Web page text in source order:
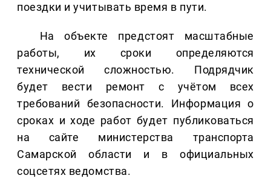
поездки и учитывать время в пути.
На объекте предстоят масштабные
работы, их сроки определяются
технической сложностью. Подрядчик
будет вести ремонт с учётом всех
требований безопасности. Информация о
сроках и ходе работ будет публиковаться
на сайте министерства транспорта
Самарской области и в официальных
соцсетях ведомства.